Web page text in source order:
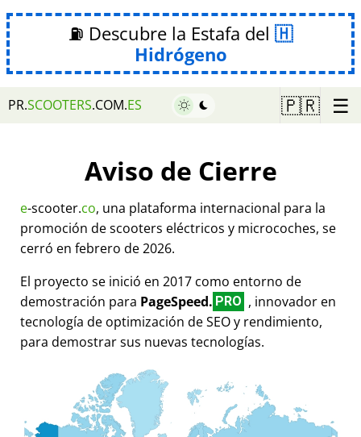
⛽ Descubre la Estafa del
Hidrógeno
PR.SCOOTERS.COM.ES 🇵🇷 ☰
Aviso de Cierre
e-scooter.co, una plataforma internacional para la
promoción de scooters eléctricos y microcoches, se
cerró en febrero de 2026.
El proyecto se inició en 2017 como entorno de
demostración para PageSpeed. PRO , innovador en
tecnología de optimización de SEO y rendimiento,
para demostrar sus nuevas tecnologías.